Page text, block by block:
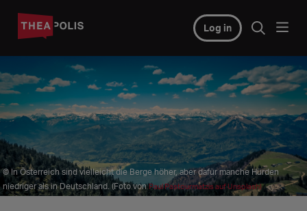
Log in
© In Österreich sind vielleicht die Berge höher, aber dafür manche Hürden
niedriger als in Deutschland. (Foto vonPaul Pastourmatzis auf Unsplash)